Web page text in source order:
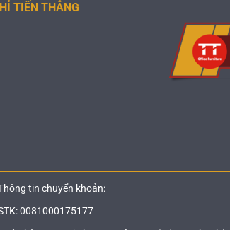
TIẾN THẮNG
tin chuyển khoản:
0081000175177